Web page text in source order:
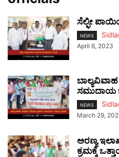
ಸೆಲ್ಫೀ
NEWS
April 6, 2023
ಸಮುದಾಯ
NEWS
March 29,
ಅರಣ್ಯ
ಕ್ರಮಕ್ಕೆ